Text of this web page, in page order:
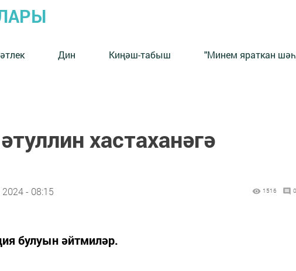
Дин Киңәш-табыш "Минем яраткан
хастаханәгә
- 08:15 1516 0
булуын әйтмиләр.